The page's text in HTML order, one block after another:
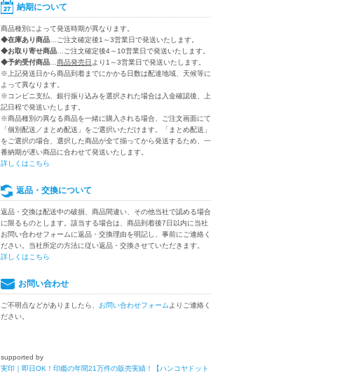
納期について
商品種別によって発送時期が異なります。
◆在庫あり商品 …ご注文確定後1～3営業日で発送いたします。
◆お取り寄せ商品 …ご注文確定後4～10営業日で発送いたします。
◆予約受付商品
商品発売日 より1～3営業日で発送いたします。
※上記発送日から商品到着までにかかる日数は配達地域、天候等に
よって異なります。
※コンビニ支払、銀行振り込みを選択された場合は入金確認後、上
記日程で発送いたします。
※商品種別の異なる商品を一緒に購入される場合、ご注文画面にて
「個別配送／まとめ配送」をご選択いただけます。「まとめ配送」
をご選択の場合、選択した商品が全て揃ってから発送するため、一
番納期が遅い商品に合わせて発送いたします。
詳しくはこちら
返品・交換について
返品・交換は配送中の破損、商品間違い、その他当社で認める場合
に限るものとします。該当する場合は、商品到着後7日以内に当社
お問い合わせフォームに返品・交換理由を明記し、事前にご連絡く
ださい。当社所定の方法に従い返品・交換させていただきます。
詳しくはこちら
お問い合わせ
ご不明点などがありましたら、 お問い合わせフォーム よりご連絡く
ださい。
supported by
実印｜即日OK！印鑑の年間21万件の販売実績！【ハンコヤドット